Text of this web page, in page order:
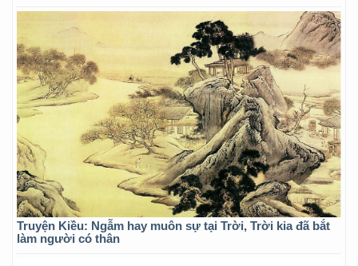
Truyện Kiều: Ngẫm hay muôn sự tại Trời, Trời kia đã bắt
làm người có thân